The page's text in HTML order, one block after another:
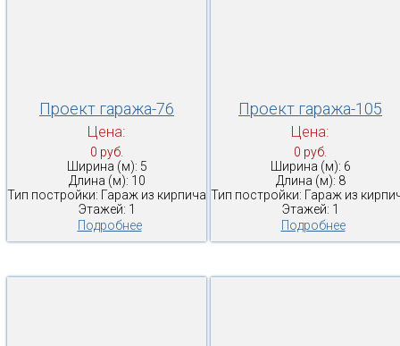
Проект гаража-76
Цена:
0 руб.
Ширина (м): 5
Длина (м): 10
Тип постройки: Гараж из кирпича
Этажей: 1
Подробнее
Проект гаража-105
Цена:
0 руб.
Ширина (м): 6
Длина (м): 8
Тип постройки: Гараж из
Этажей: 1
Подробнее